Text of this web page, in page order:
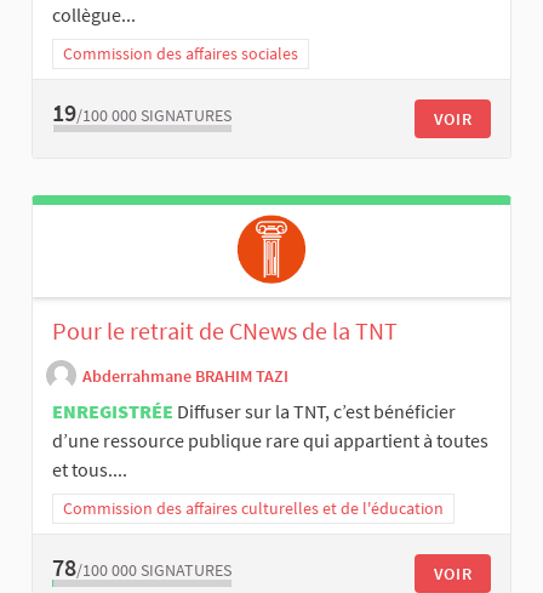
collègue...
Commission des affaires sociales
19/100 000 SIGNATURES VOIR
Pour le retrait de CNews de la TNT
Abderrahmane BRAHIM TAZI
ENREGISTRÉE Diffuser sur la TNT, c’est bénéficier
d’une ressource publique rare qui appartient à toutes
et tous....
Commission des affaires culturelles et de l'éducation
78/100 000 SIGNATURES VOIR